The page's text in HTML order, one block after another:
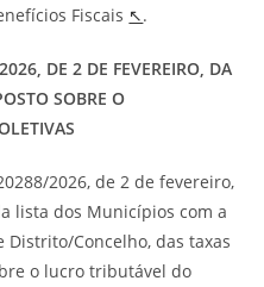
Fiscais ↖.
DE 2 DE FEVEREIRO, DA
SOBRE O
2026, de 2 de fevereiro,
lista dos Municípios com a
Distrito/Concelho, das taxas
o lucro tributável do